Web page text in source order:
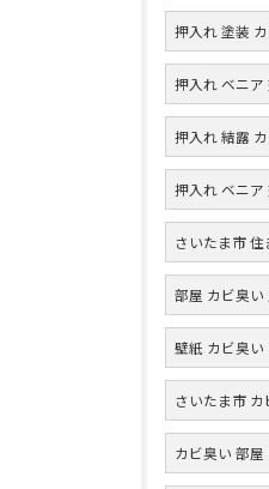
押入れ 塗装
押入れ ベニア
押入れ 結露
押入れ ベニア
さいたま市
部屋 カビ臭い
壁紙 カビ臭い
さいたま市 カ
カビ臭い 部